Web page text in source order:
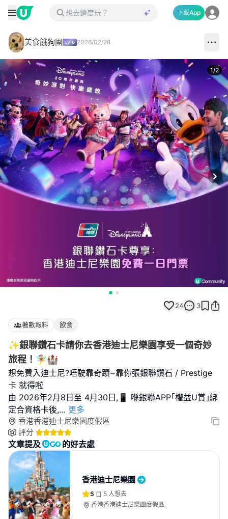
下載App
美食餓狗團 2026/02/28
1/2
24 3
著數報料 飲食
✨銀聯鑽石卡請你去香港迪士尼樂園享受一個奇妙
旅程！🧚‍♀️🏰
想免費入迪士尼?唔駛靠奇蹟~靠你張銀聯鑽石 / Prestige
卡 就得啦
由 2026年2月8日至 4月30日,📱 喺銀聯APP｢權益U賞｣綁
定合資格卡後,... 更多
香港香港迪士尼樂園度假區
評分
文章提及 的好去處
香港迪士尼樂園
5 5 人想去
香港香港迪士尼樂園度假區